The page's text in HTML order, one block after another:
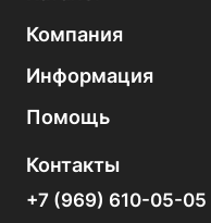
Компания
Информация
Помощь
Контакты
+7 (969) 610-05-05